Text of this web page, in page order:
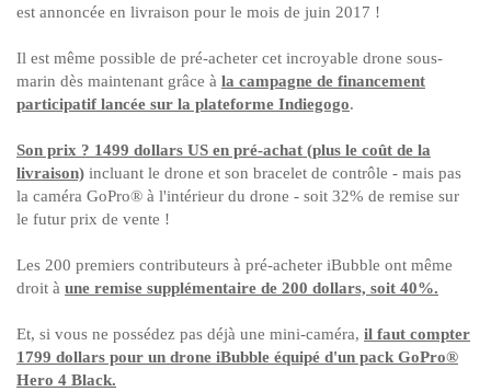
est annoncée en livraison pour le mois de juin 2017 !
Il est même possible de pré-acheter cet incroyable drone sous-
marin dès maintenant grâce à la campagne de financement
participatif lancée sur la plateforme Indiegogo.
Son prix ? 1499 dollars US en pré-achat (plus le coût de la
livraison) incluant le drone et son bracelet de contrôle - mais pas
la caméra GoPro® à l'intérieur du drone - soit 32% de remise sur
le futur prix de vente !
Les 200 premiers contributeurs à pré-acheter iBubble ont même
droit à une remise supplémentaire de 200 dollars, soit 40%.
Et, si vous ne possédez pas déjà une mini-caméra, il faut compter
1799 dollars pour un drone iBubble équipé d'un pack GoPro®
Hero 4 Black.